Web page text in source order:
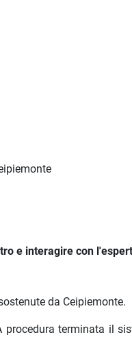
e interagire con
da Ceipiemonte.
procedura terminata il